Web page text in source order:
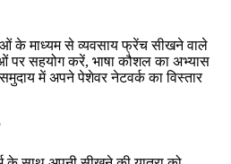
के माध्यम से व्यवसाय फ्रेंच सीखने वाले
पर सहयोग करें, भाषा कौशल का अभ्यास
में अपने पेशेवर नेटवर्क का विस्तार